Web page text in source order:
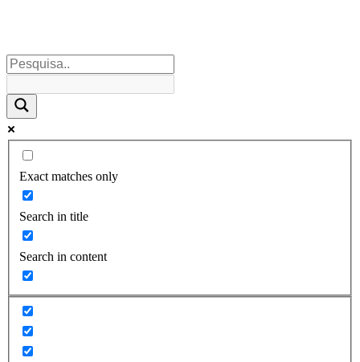
Exact matches only
Search in title
Search in content